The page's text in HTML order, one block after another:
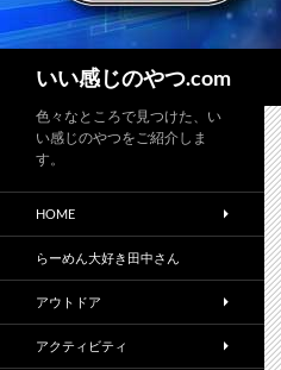
いい感じのやつ.com
色々なところで見つけた、い
い感じのやつをご紹介しま
す。
HOME
らーめん大好き田中さん
アウトドア
アクティビティ